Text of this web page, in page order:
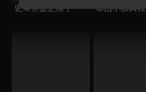
史蒂芬金之猴子 本田小狼與我